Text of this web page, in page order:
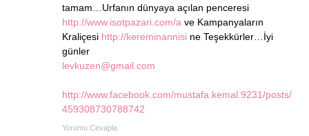
tamam…Urfanın dünyaya açılan penceresi
http://www.isotpazari.com/a ve Kampanyaların
Kraliçesi http://kereminannisi ne Teşekkürler…İyi
günler
levkuzen@gmail.com
http://www.facebook.com/mustafa.kemal.9231/posts/
459308730788742
Yorumu Cevapla